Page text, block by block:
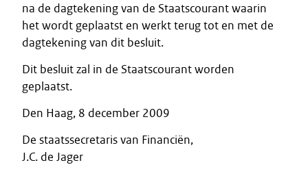
na de dagtekening van de Staatscourant waarin
het wordt geplaatst en werkt terug tot en met de
dagtekening van dit besluit.
Dit besluit zal in de Staatscourant worden
geplaatst.
Den Haag, 8 december 2009
De staatssecretaris van Financiën,
J.C. de Jager